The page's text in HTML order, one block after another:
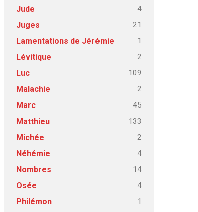
Jude 4
Juges 21
Lamentations de Jérémie 1
Lévitique 2
Luc 109
Malachie 2
Marc 45
Matthieu 133
Michée 2
Néhémie 4
Nombres 14
Osée 4
Philémon 1